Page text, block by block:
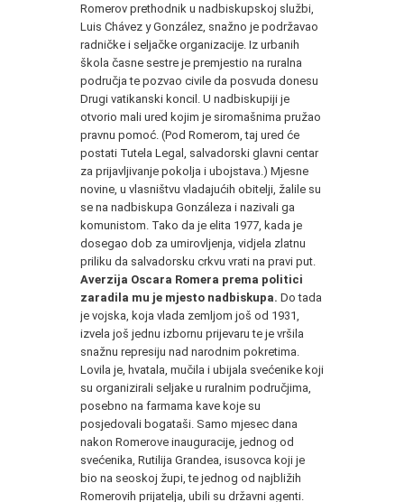
Romerov prethodnik u nadbiskupskoj službi,
Luis Chávez y González, snažno je podržavao
radničke i seljačke organizacije. Iz urbanih
škola časne sestre je premjestio na ruralna
područja te pozvao civile da posvuda donesu
Drugi vatikanski koncil. U nadbiskupiji je
otvorio mali ured kojim je siromašnima pružao
pravnu pomoć. (Pod Romerom, taj ured će
postati Tutela Legal, salvadorski glavni centar
za prijavljivanje pokolja i ubojstava.) Mjesne
novine, u vlasništvu vladajućih obitelji, žalile su
se na nadbiskupa Gonzáleza i nazivali ga
komunistom. Tako da je elita 1977, kada je
dosegao dob za umirovljenja, vidjela zlatnu
priliku da salvadorsku crkvu vrati na pravi put.
Averzija Oscara Romera prema politici
zaradila mu je mjesto nadbiskupa. Do tada
je vojska, koja vlada zemljom još od 1931,
izvela još jednu izbornu prijevaru te je vršila
snažnu represiju nad narodnim pokretima.
Lovila je, hvatala, mučila i ubijala svećenike koji
su organizirali seljake u ruralnim područjima,
posebno na farmama kave koje su
posjedovali bogataši. Samo mjesec dana
nakon Romerove inauguracije, jednog od
svećenika, Rutilija Grandea, isusovca koji je
bio na seoskoj župi, te jednog od najbližih
Romerovih prijatelja, ubili su državni agenti.